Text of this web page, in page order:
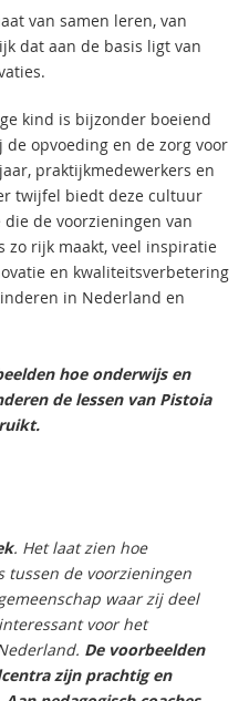
van samen leren, van
dat aan de basis ligt van
kind is bijzonder boeiend
opvoeding en de zorg voor
praktijkmedewerkers en
twijfel biedt deze cultuur
de voorzieningen van
zo rijk maakt, veel inspiratie
en kwaliteitsverbetering
in Nederland en
hoe onderwijs en
de lessen van Pistoia
. Het laat zien hoe
tussen de voorzieningen
waar zij deel
voor het
De voorbeelden
zijn prachtig en